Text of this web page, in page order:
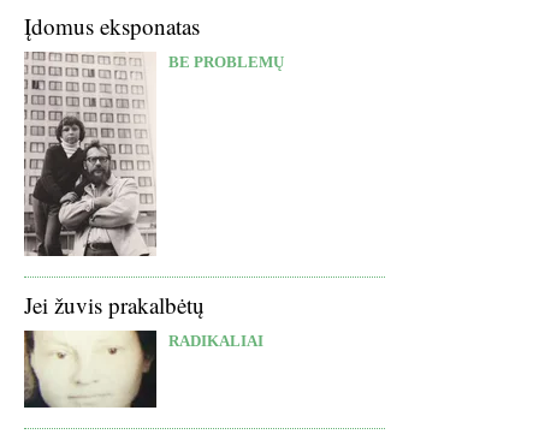
Įdomus eksponatas
BE PROBLEMŲ
Jei žuvis prakalbėtų
RADIKALIAI